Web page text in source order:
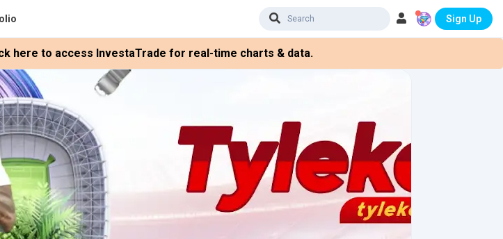
Sign Up
here to access InvestaTrade for real-time charts & data.